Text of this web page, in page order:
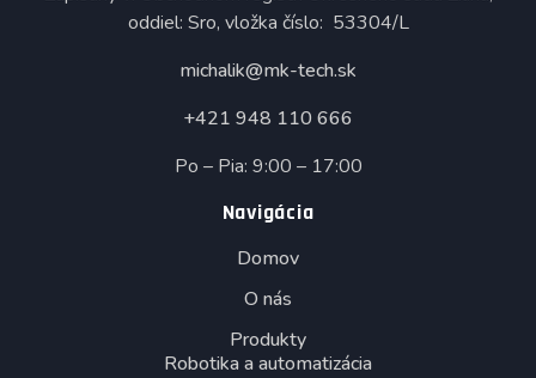
oddiel: Sro, vložka číslo: 53304/L
michalik@mk-tech.sk
+421 948 110 666
Po – Pia: 9:00 – 17:00
Navigácia
Domov
O nás
Produkty
Robotika a automatizácia